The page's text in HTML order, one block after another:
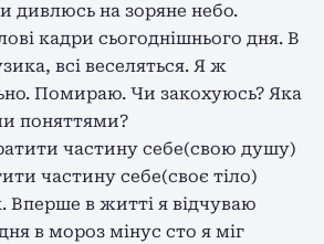
дивлюсь на зоряне небо.
кадри сьогоднішнього дня. В
всі веселяться. Я ж
Помираю. Чи закохуюсь? Яка
поняттями?
частину себе(свою душу)
частину себе(своє тіло)
Вперше в житті я відчуваю
в мороз мінус сто я міг